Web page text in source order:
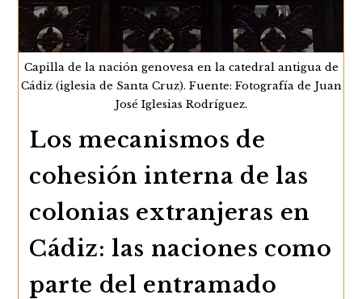
Capilla de la nación genovesa en la catedral antigua de
Cádiz (iglesia de Santa Cruz). Fuente: Fotografía de Juan
José Iglesias Rodríguez.
Los mecanismos de
cohesión interna de las
colonias extranjeras en
Cádiz: las naciones como
parte del entramado